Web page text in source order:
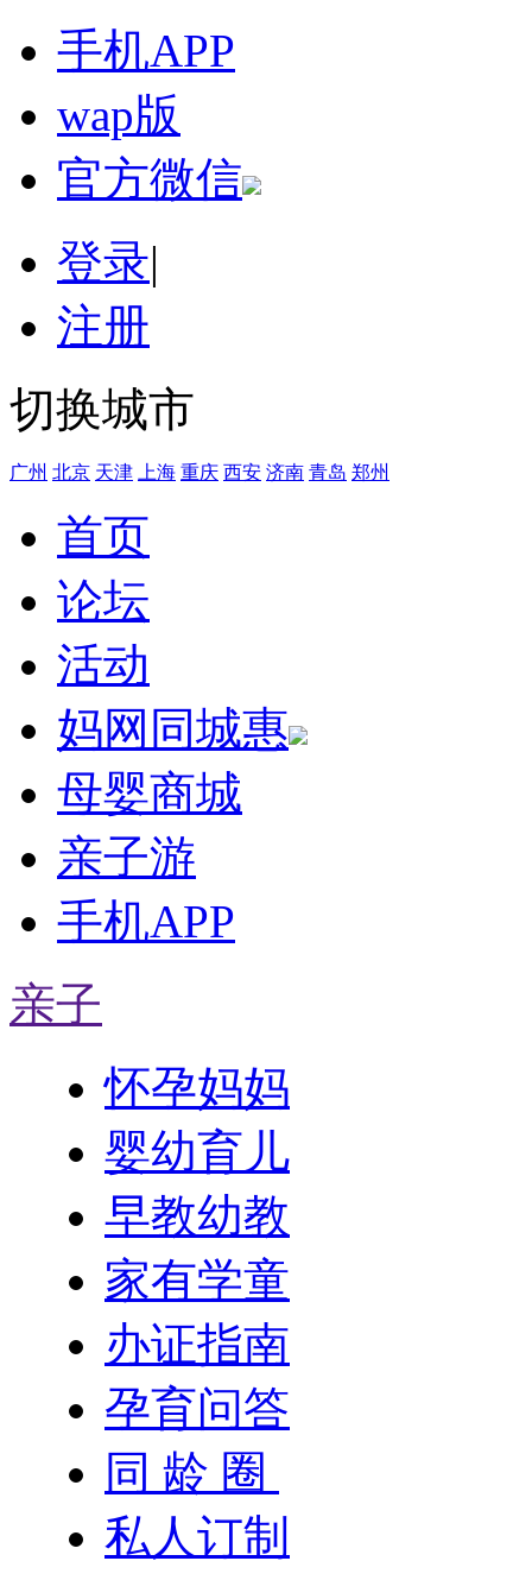
手机APP
wap版
官方微信
登录|
注册
切换城市
广州 北京 天津 上海 重庆 西安 济南 青岛 郑州
首页
论坛
活动
妈网同城惠
母婴商城
亲子游
手机APP
亲子
怀孕妈妈
婴幼育儿
早教幼教
家有学童
办证指南
孕育问答
同 龄 圈
私人订制